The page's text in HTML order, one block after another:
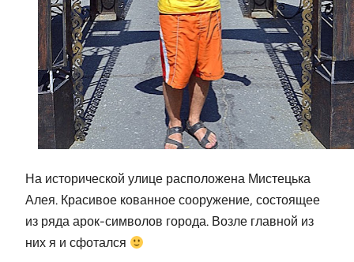
На исторической улице расположена Мистецька
Алея. Красивое кованное сооружение, состоящее
из ряда арок-символов города. Возле главной из
них я и сфотался